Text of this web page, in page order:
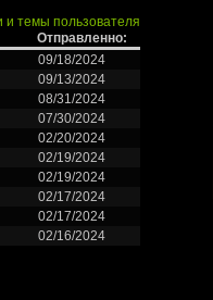
и темы пользователя
Отправленно:
09/18/2024
09/13/2024
08/31/2024
07/30/2024
02/20/2024
02/19/2024
02/19/2024
02/17/2024
02/17/2024
02/16/2024